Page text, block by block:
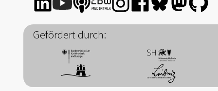
Gefördert durch: